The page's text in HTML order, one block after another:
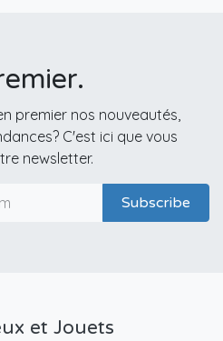
premier nos nouveautés,
C'est ici que vous
newsletter.
Subscribe
et Jouets